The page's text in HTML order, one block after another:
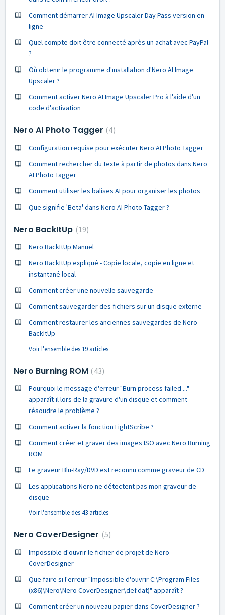
Comment démarrer AI Image Upscaler Day Pass version en
ligne
Quel compte doit être connecté après un achat avec PayPal
?
Où obtenir le programme d'installation d'Nero AI Image
Upscaler ?
Comment activer Nero AI Image Upscaler Pro à l'aide d'un
code d'activation
Nero AI Photo Tagger 4
Configuration requise pour exécuter Nero AI Photo Tagger
Comment rechercher du texte à partir de photos dans Nero
AI Photo Tagger
Comment utiliser les balises AI pour organiser les photos
Que signifie 'Beta' dans Nero AI Photo Tagger ?
Nero BackItUp 19
Nero BackItUp Manuel
Nero BackItUp expliqué - Copie locale, copie en ligne et
instantané local
Comment créer une nouvelle sauvegarde
Comment sauvegarder des fichiers sur un disque externe
Comment restaurer les anciennes sauvegardes de Nero
BackItUp
Voir l'ensemble des 19 articles
Nero Burning ROM 43
Pourquoi le message d'erreur "Burn process failed ..."
apparaît-il lors de la gravure d'un disque et comment
résoudre le problème ?
Comment activer la fonction LightScribe ?
Comment créer et graver des images ISO avec Nero Burning
ROM
Le graveur Blu-Ray/DVD est reconnu comme graveur de CD
Les applications Nero ne détectent pas mon graveur de
disque
Voir l'ensemble des 43 articles
Nero CoverDesigner 5
Impossible d'ouvrir le fichier de projet de Nero
CoverDesigner
Que faire si l'erreur "Impossible d'ouvrir C:\Program Files
(x86)\Nero\Nero CoverDesigner\def.dat)" apparaît ?
Comment créer un nouveau papier dans CoverDesigner ?